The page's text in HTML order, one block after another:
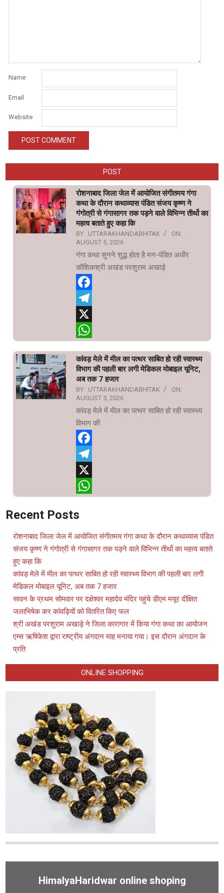
Name
Email
Website
POST
रोशनाबाद जिला जेल में आयोजित संगीतमय गंगा
कथा के दौरान कथाव्यास पंडित संजय कृष्ण ने
गंगोत्री से गंगासागर तक पड़ने वाले विभिन्न तीर्थो का
महत्व बताते हुए कहा कि
BY: UTTARAKHANDABHITAK
ON:
AUGUST 5, 2026
गंगा कथा सुनने शुद्ध होता है मन-पंडित अधीर
कौशिकश्री अखंड परशुराम अखाड़े
Facebook
Telegram
X
कांवड़ मेले में मील का पत्थर साबित हो रही स्वास्थ्य
विभाग की पहली बार लगी मेडिकल मोबाइल यूनिट,
अब तक 7 हजार
BY: UTTARAKHANDABHITAK
ON:
AUGUST 5, 2026
कांवड़ मेले में मील का पत्थर साबित हो रही स्वास्थ्य
विभाग की
Facebook
Telegram
X
Recent Posts
रोशनाबाद जिला जेल में आयोजित संगीतमय गंगा कथा के दौरान कथाव्यास पंडित
संजय कृष्ण ने गंगोत्री से गंगासागर तक पड़ने वाले विभिन्न तीर्थो का महत्व बताते
हुए कहा कि
कांवड़ मेले में मील का पत्थर साबित हो रही स्वास्थ्य विभाग की पहली बार लगी
मेडिकल मोबाइल यूनिट, अब तक 7 हजार
सावन के प्रथम सोमवार पर दक्षेश्वर महादेव मंदिर पहुंचे डीएम मयूर दीक्षित
जलाभिषेक कर कांवड़ियों को वितरित किए फल
श्री अखंड परशुराम अखाड़े ने जिला कारागार में किया गंगा कथा का आयोजन
एम्स ऋषिकेश द्वारा राष्ट्रीय अंगदान माह मनाया गया। इस दौरान अंगदान के
प्रति
ONLINE SHOPPING
HimalyaHaridwar online shoping